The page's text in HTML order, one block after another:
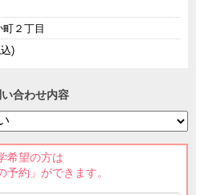
町２丁目
)
合わせ内容
希望の方は
予約」ができます。